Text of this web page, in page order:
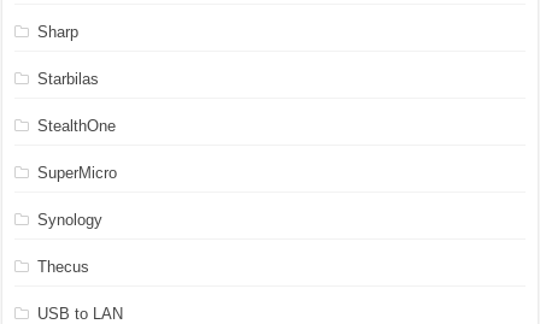
Sharp
Starbilas
StealthOne
SuperMicro
Synology
Thecus
USB to LAN